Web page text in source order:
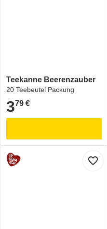
Teekanne Beerenzauber
20 Teebeutel Packung
3,79 €
379 €
favorite_border